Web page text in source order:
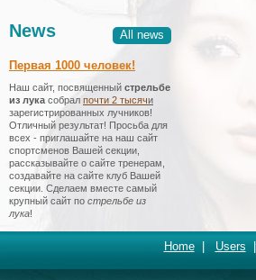
All news
News
Первая 1000 человек!
Наш сайт, посвященный стрельбе
из лука собрал почти 2 тысячи
зарегистрированных лучников!
Отличный результат! Просьба для
всех - приглашайте на наш сайт
спортсменов Вашей секции,
рассказывайте о сайте тренерам,
создавайте на сайте клуб Вашей
секции. Сделаем вместе самый
крупный сайт по стрельбе из
лука!
Home| Users